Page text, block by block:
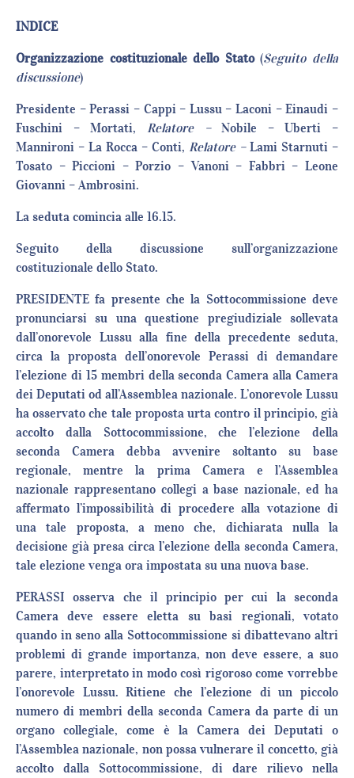
INDICE
Organizzazione costituzionale dello Stato(Seguito della
discussione)
Presidente – Perassi – Cappi – Lussu – Laconi – Einaudi –
Fuschini – Mortati, Relatore –Nobile – Uberti –
Mannironi – La Rocca – Conti, Relatore – Lami Starnuti –
Tosato – Piccioni – Porzio – Vanoni – Fabbri – Leone
Giovanni – Ambrosini.
La seduta comincia alle 16.15.
Seguito della discussione sull’organizzazione
costituzionale dello Stato.
PRESIDENTE fa presente che la Sottocommissione deve
pronunciarsi su una questione pregiudiziale sollevata
dall’onorevole Lussu alla fine della precedente seduta,
circa la proposta dell’onorevole Perassi di demandare
l’elezione di 15 membri della seconda Camera alla Camera
dei Deputati od all’Assemblea nazionale. L’onorevole Lussu
ha osservato che tale proposta urta contro il principio, già
accolto dalla Sottocommissione, che l’elezione della
seconda Camera debba avvenire soltanto su base
regionale, mentre la prima Camera e l’Assemblea
nazionale rappresentano collegi a base nazionale, ed ha
affermato l’impossibilità di procedere alla votazione di
una tale proposta, a meno che, dichiarata nulla la
decisione già presa circa l’elezione della seconda Camera,
tale elezione venga ora impostata su una nuova base.
PERASSI osserva che il principio per cui la seconda
Camera deve essere eletta su basi regionali, votato
quando in seno alla Sottocommissione si dibattevano altri
problemi di grande importanza, non deve essere, a suo
parere, interpretato in modo così rigoroso come vorrebbe
l’onorevole Lussu. Ritiene che l’elezione di un piccolo
numero di membri della seconda Camera da parte di un
organo collegiale, come è la Camera dei Deputati o
l’Assemblea nazionale, non possa vulnerare il concetto, già
accolto dalla Sottocommissione, di dare rilievo nella